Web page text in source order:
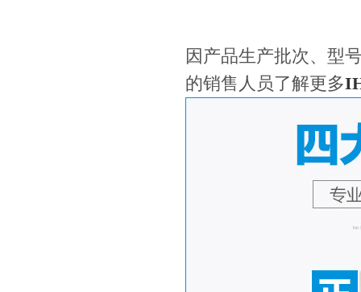
因产品生产批次、型
的销售人员了解更多